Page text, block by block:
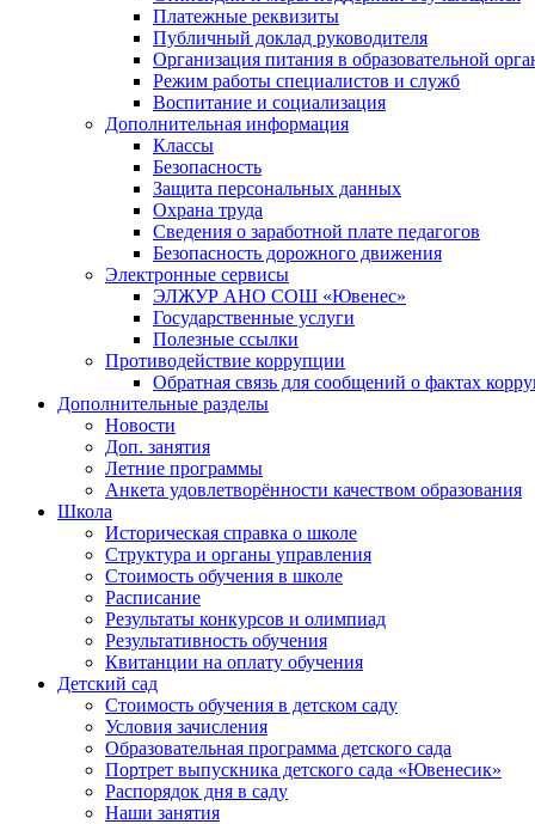
Платежные реквизиты
Публичный доклад руководителя
Организация питания в образовательной
Режим работы специалистов и служб
Воспитание и социализация
Дополнительная информация
Классы
Безопасность
Защита персональных данных
Охрана труда
Сведения о заработной плате педагогов
Безопасность дорожного движения
Электронные сервисы
ЭЛЖУР АНО СОШ «Ювенес»
Государственные услуги
Полезные ссылки
Противодействие коррупции
Обратная связь для сообщений о фактах
Дополнительные разделы
Новости
Доп. занятия
Летние программы
Анкета удовлетворённости качеством образования
Школа
Историческая справка о школе
Структура и органы управления
Стоимость обучения в школе
Расписание
Результаты конкурсов и олимпиад
Результативность обучения
Квитанции на оплату обучения
Детский сад
Стоимость обучения в детском саду
Условия зачисления
Образовательная программа детского сада
Портрет выпускника детского сада «Ювенесик»
Распорядок дня в саду
Наши занятия